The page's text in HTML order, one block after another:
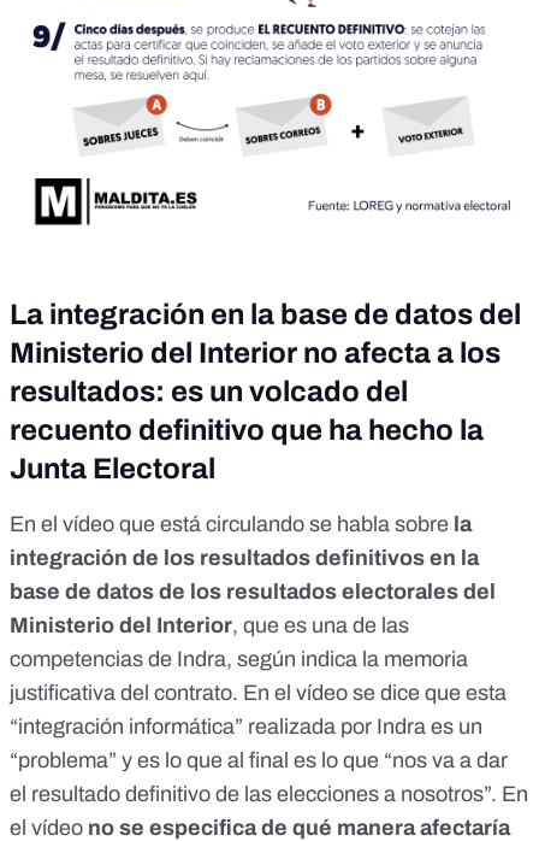
La integración en la base de datos del
Ministerio del Interior no afecta a los
resultados: es un volcado del
recuento definitivo que ha hecho la
Junta Electoral
En el vídeo que está circulando se habla sobre la
integración de los resultados definitivos en la
base de datos de los resultados electorales del
Ministerio del Interior, que es una de las
competencias de Indra, según indica la memoria
justificativa del contrato. En el vídeo se dice que esta
“integración informática” realizada por Indra es un
“problema” y es lo que al final es lo que “nos va a dar
el resultado definitivo de las elecciones a nosotros”. En
el vídeo no se especifica de qué manera afectaría